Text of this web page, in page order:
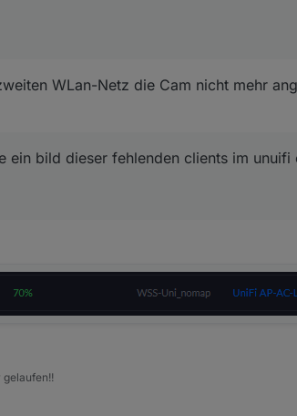
WLan-Netz die Cam nicht mehr
ein bild dieser fehlenden clients im unuifi
gelaufen!!